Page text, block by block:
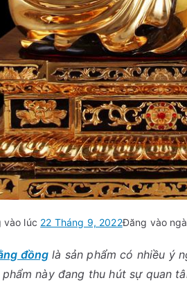
vào lúc 22 Tháng 9, 2022Đăng vào
đồng là sản phẩm có nhiều ý
này đang thu hút sự quan